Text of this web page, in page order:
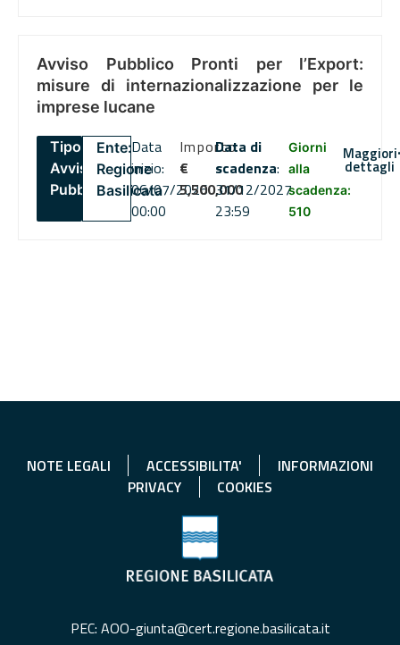
Avviso Pubblico Pronti per l’Export:
misure di internazionalizzazione per le
imprese lucane
Tipo:
Avviso
Pubblico
Ente:
Regione
Basilicata
Data
inizio:
06/07/2026
00:00
Importo
€
5,500,000
Data di
scadenza:
31/12/2027
23:59
Giorni
alla
scadenza:
510
Maggiori
dettagli
NOTE LEGALI ACCESSIBILITA'
INFORMAZIONI
PRIVACY
COOKIES
PEC: AOO-giunta@cert.regione.basilicata.it